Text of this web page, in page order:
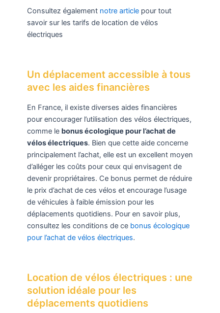
Consultez également notre articlepour tout
savoir sur les tarifs de location de vélos
électriques
Un déplacement accessible à tous
avec les aides financières
En France, il existe diverses aides financières
pour encourager l’utilisation des vélos électriques,
comme le bonus écologique pour l’achat de
vélos électriques. Bien que cette aide concerne
principalement l’achat, elle est un excellent moyen
d’alléger les coûts pour ceux qui envisagent de
devenir propriétaires. Ce bonus permet de réduire
le prix d’achat de ces vélos et encourage l’usage
de véhicules à faible émission pour les
déplacements quotidiens. Pour en savoir plus,
consultez les conditions de ce bonus écologique
pour l’achat de vélos électriques.
Location de vélos électriques : une
solution idéale pour les
déplacements quotidiens